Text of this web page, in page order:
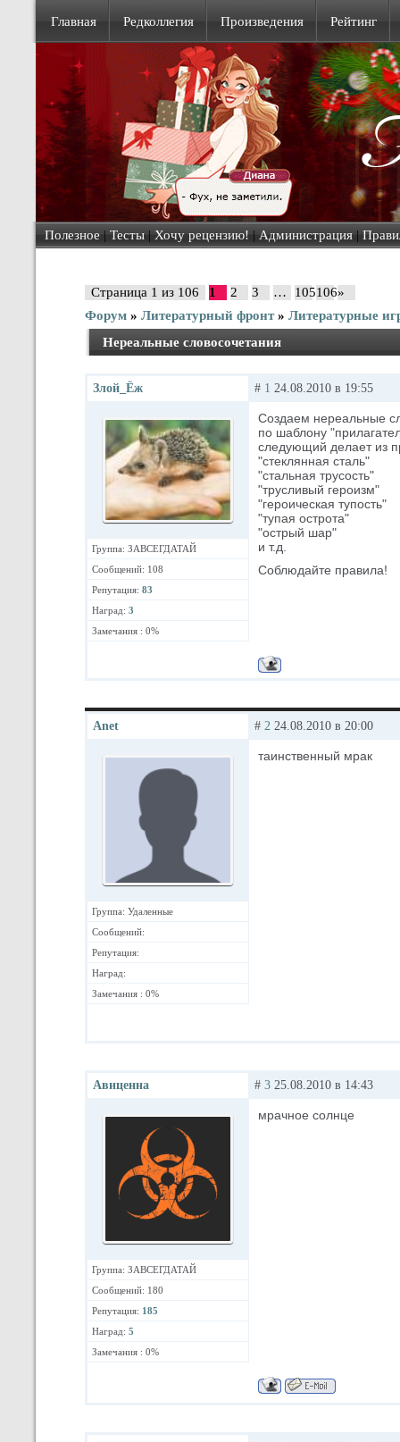
Главная Редколлегия Произведения Рейтинг
Полезное | Тесты | Хочу рецензию! | Администрация |
Страница 1 из 106 1 2 3 … 105106»
Форум » Литературный фронт » Литературные
Нереальные словосочетания
Злой_Ёж
Группа: ЗАВСЕГДАТАЙ
Сообщений: 108
Репутация: 83
Наград: 3
Замечания : 0%
# 1 24.08.2010 в 19:55
Создаем нереальные
по шаблону
следующий делает из
"стеклянная сталь"
"стальная трусость"
"трусливый героизм"
"героическая тупость"
"тупая острота"
"острый шар"
и т.д.
Соблюдайте правила!
Anet
Группа: Удаленные
Сообщений:
Репутация:
Наград:
Замечания : 0%
# 2 24.08.2010 в 20:00
таинственный мрак
Авиценна
Группа: ЗАВСЕГДАТАЙ
Сообщений: 180
Репутация: 185
Наград: 5
Замечания : 0%
# 3 25.08.2010 в 14:43
мрачное солнце